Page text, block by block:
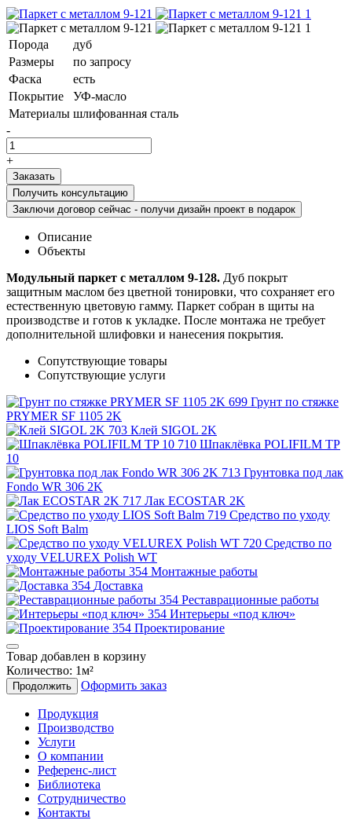
Порода
дуб
Размеры
по запросу
Фаска
есть
Покрытие
УФ-масло
Материалы шлифованная сталь
-
+
Получить консультацию
Заключи договор сейчас - получи дизайн проект в подарок
Описание
Объекты
Модульный паркет с металлом 9-128. Дуб покрыт
защитным маслом без цветной тонировки, что сохраняет его
естественную цветовую гамму. Паркет собран в щиты на
производстве и готов к укладке. После монтажа не требует
дополнительной шлифовки и нанесения покрытия.
Сопутствующие товары
Сопутствующие услуги
Грунт по стяжке
PRYMER SF 1105 2K
Клей SIGOL 2K
Шпаклёвка POLIFILM TP
10
Грунтовка под лак
Fondo WR 306 2K
Лак ECOSTAR 2K
Средство по уходу
LIOS Soft Balm
Средство по
уходу VELUREX Polish WT
Монтажные работы
Доставка
Реставрационные работы
Интерьеры «под ключ»
Проектирование
Товар добавлен в корзину
Количество: 1м²
Продолжить Оформить заказ
Продукция
Производство
Услуги
О компании
Референс-лист
Библиотека
Сотрудничество
Контакты